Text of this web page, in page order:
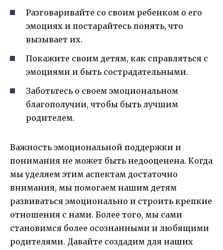
Разговаривайте со своим ребенком о его
эмоциях и постарайтесь понять, что
вызывает их.
Покажите своим детям, как справляться с
эмоциями и быть сострадательными.
Заботьтесь о своем эмоциональном
благополучии, чтобы быть лучшим
родителем.
Важность эмоциональной поддержки и
понимания не может быть недооценена. Когда
мы уделяем этим аспектам достаточно
внимания, мы помогаем нашим детям
развиваться эмоционально и строить крепкие
отношения с нами. Более того, мы сами
становимся более осознанными и любящими
родителями. Давайте создадим для наших